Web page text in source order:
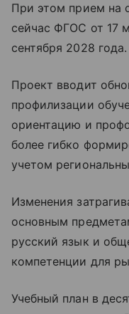
При этом прием на
сейчас ФГОС от 17
сентября 2028 года.
Проект вводит
профилизации
ориентацию и
более гибко
учетом
Изменения
основным
русский язык и
компетенции для
Учебный план в